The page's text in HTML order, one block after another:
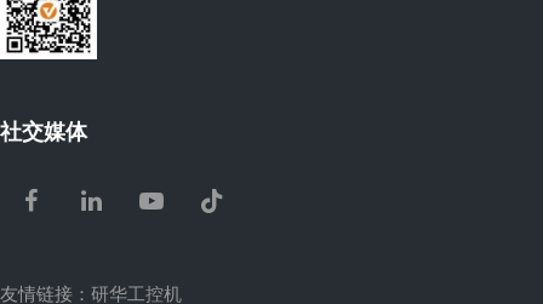
社交媒体
Facebook
LinkedInYoutubeTiktok
友情链接： 研华工控机